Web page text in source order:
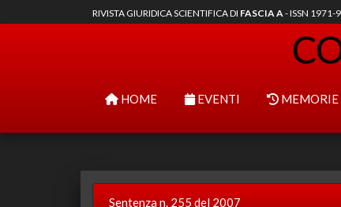
RIVISTA GIURIDICA SCIENTIFICA DI FASCIA A- ISSN 1971-
HOME EVENTI MEMORIE
Sentenza n. 255 del 2007